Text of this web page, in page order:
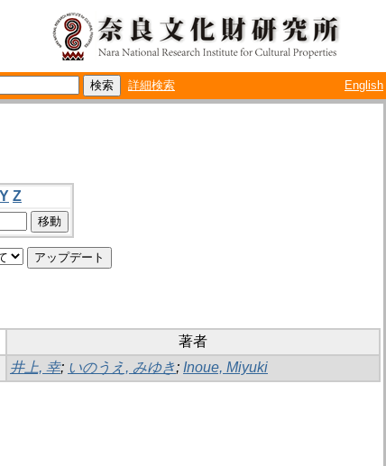
詳細検索 English
Y Z
著者
井上, 幸; いのうえ, みゆき; Inoue, Miyuki